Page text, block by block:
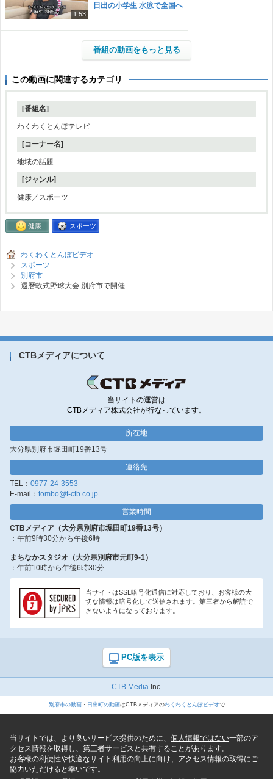
1:53
日出の小学生 水泳で全国へ
番組の動画をもっと見る
この動画に関連するカテゴリ
[番組名]
わくわくとんぼテレビ
[コーナー名]
地域の話題
[ジャンル]
健康／スポーツ
健康 スポーツ
わくわくとんぼビデオ
スポーツ
別府市
還暦軟式野球大会 別府市で開催
CTBメディアについて
当サイトの運営は
CTBメディア株式会社が行なっています。
所在地
大分県別府市堀田町19番13号
連絡先
TEL： 0977-24-3553
E-mail： tombo@t-ctb.co.jp
営業時間
CTBメディア（大分県別府市堀田町19番13号）
：午前9時30分から午後6時
まちなかスタジオ（大分県別府市元町9-1）
：午前10時から午後6時30分
当サイトはSSL暗号化通信に対応しており、お客様の大
切な情報は暗号化して送信されます。第三者から解読で
きないようになっております。
CTB MediaInc.
別府市の動画・ 日出町の動画はCTBメディアのわくわくとんぼビデオで
当サイトでは、より良いサービス提供のために、 個人情報ではない一部のア
クセス情報を取得し、第三者サービスと共有することがあります。
お客様の利便性や快適なサイト利用の向上に向け、アクセス情報の取得にご
協力いただけると幸いです。